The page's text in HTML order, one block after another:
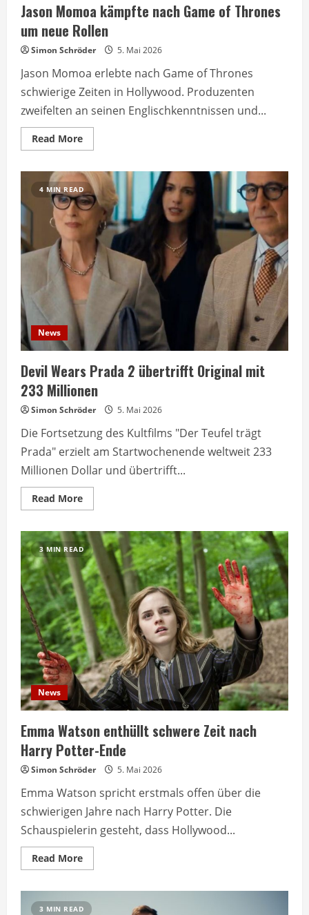
Jason Momoa kämpfte nach Game of Thrones
um neue Rollen
Simon Schröder 5. Mai 2026
Jason Momoa erlebte nach Game of Thrones
schwierige Zeiten in Hollywood. Produzenten
zweifelten an seinen Englischkenntnissen und...
Read MoreRead
more
Momoa
kämpfte
nach
Game
of
Thrones
um
neue
Rollen
4 MIN READ
News
Devil Wears Prada 2 übertrifft Original mit
233 Millionen
Simon Schröder 5. Mai 2026
Die Fortsetzung des Kultfilms "Der Teufel trägt
Prada" erzielt am Startwochenende weltweit 233
Millionen Dollar und übertrifft...
Read MoreRead
more
Wears
Prada
2
übertrifft
Original
mit
233
Millionen
3 MIN READ
News
Emma Watson enthüllt schwere Zeit nach
Harry Potter-Ende
Simon Schröder 5. Mai 2026
Emma Watson spricht erstmals offen über die
schwierigen Jahre nach Harry Potter. Die
Schauspielerin gesteht, dass Hollywood...
Read MoreRead
more
enthüllt
3 MIN READ